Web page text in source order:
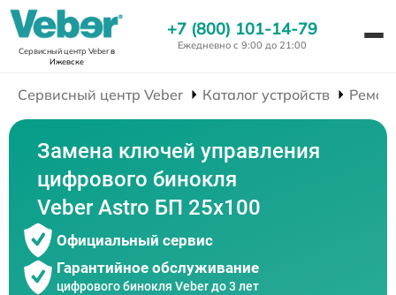
Сервисный центр Veberв
Ижевске
+7 (800) 101-14-79
Ежедневно с 9:00 до 21:00
Сервисный центр Veber Каталог устройств
Замена ключей управления
цифрового бинокля
Veber Astro БП 25x100
Официальный сервис
Гарантийное обслуживание
цифрового бинокля Veber до 3 лет